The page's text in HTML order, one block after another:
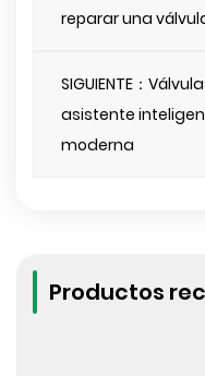
reparar una
SIGUIENTE：
asistente
moderna
Productos